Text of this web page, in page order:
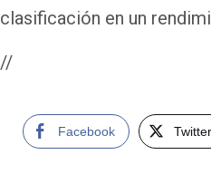
clasificación en un
//
Facebook